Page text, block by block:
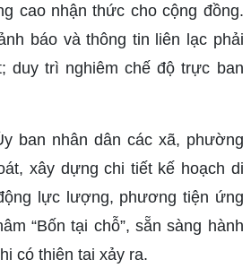
cao nhận thức cho cộng đồng.
báo và thông tin liên lạc phải
duy trì nghiêm chế độ trực ban
ban nhân dân các xã, phường
xây dựng chi tiết kế hoạch di
lực lượng, phương tiện ứng
“Bốn tại chỗ”, sẵn sàng hành
có thiên tai xảy ra.